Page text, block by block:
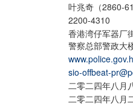
叶兆奇（2860-
2200-4310
香港湾仔军器厂
警察总部警政大
sio-offbeat-
二零二四年八月
二零二四年八月